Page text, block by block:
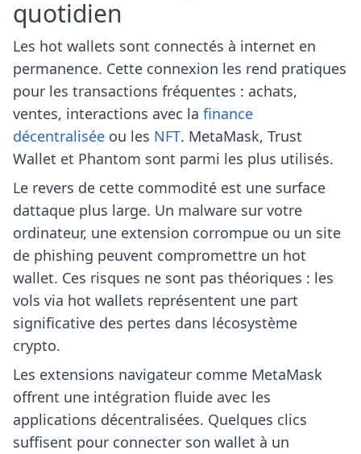
quotidien
Les hot wallets sont connectés à internet en
permanence. Cette connexion les rend pratiques
pour les transactions fréquentes : achats,
ventes, interactions avec la finance
décentralisée ou les NFT. MetaMask, Trust
Wallet et Phantom sont parmi les plus utilisés.
Le revers de cette commodité est une surface
dattaque plus large. Un malware sur votre
ordinateur, une extension corrompue ou un site
de phishing peuvent compromettre un hot
wallet. Ces risques ne sont pas théoriques : les
vols via hot wallets représentent une part
significative des pertes dans lécosystème
crypto.
Les extensions navigateur comme MetaMask
offrent une intégration fluide avec les
applications décentralisées. Quelques clics
suffisent pour connecter son wallet à un